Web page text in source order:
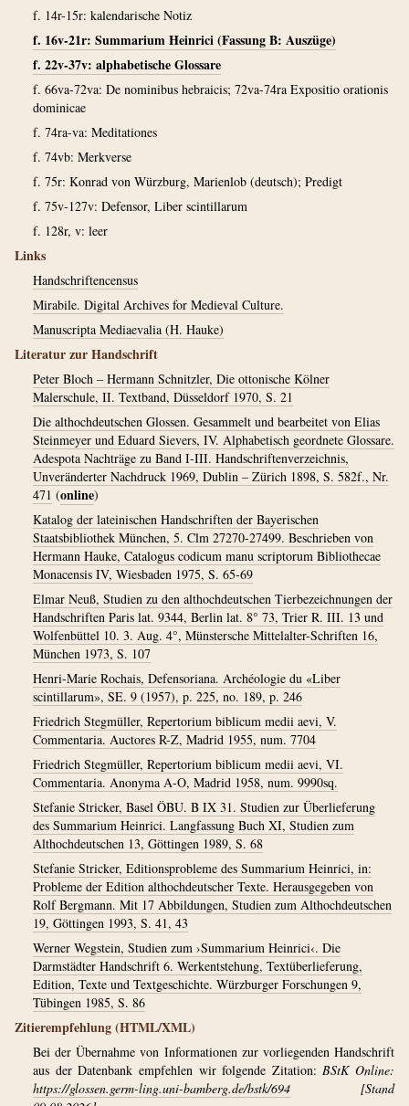
f. 14r-15r: kalendarische Notiz
f. 16v-21r: Summarium Heinrici (Fassung B: Auszüge)
f. 22v-37v: alphabetische Glossare
f. 66va-72va: De nominibus hebraicis; 72va-74ra Expositio orationis
dominicae
f. 74ra-va: Meditationes
f. 74vb: Merkverse
f. 75r: Konrad von Würzburg, Marienlob (deutsch); Predigt
f. 75v-127v: Defensor, Liber scintillarum
f. 128r, v: leer
Links
Handschriftencensus
Mirabile. Digital Archives for Medieval Culture.
Manuscripta Mediaevalia (H. Hauke)
Literatur zur Handschrift
Peter Bloch – Hermann Schnitzler, Die ottonische Kölner
Malerschule, II. Textband, Düsseldorf 1970, S. 21
Die althochdeutschen Glossen. Gesammelt und bearbeitet von Elias
Steinmeyer und Eduard Sievers, IV. Alphabetisch geordnete Glossare.
Adespota Nachträge zu Band I-III. Handschriftenverzeichnis,
Unveränderter Nachdruck 1969, Dublin – Zürich 1898, S. 582f., Nr.
471 (online)
Katalog der lateinischen Handschriften der Bayerischen
Staatsbibliothek München, 5. Clm 27270-27499. Beschrieben von
Hermann Hauke, Catalogus codicum manu scriptorum Bibliothecae
Monacensis IV, Wiesbaden 1975, S. 65-69
Elmar Neuß, Studien zu den althochdeutschen Tierbezeichnungen der
Handschriften Paris lat. 9344, Berlin lat. 8° 73, Trier R. III. 13 und
Wolfenbüttel 10. 3. Aug. 4°, Münstersche Mittelalter-Schriften 16,
München 1973, S. 107
Henri-Marie Rochais, Defensoriana. Archéologie du «Liber
scintillarum», SE. 9 (1957), p. 225, no. 189, p. 246
Friedrich Stegmüller, Repertorium biblicum medii aevi, V.
Commentaria. Auctores R-Z, Madrid 1955, num. 7704
Friedrich Stegmüller, Repertorium biblicum medii aevi, VI.
Commentaria. Anonyma A-O, Madrid 1958, num. 9990sq.
Stefanie Stricker, Basel ÖBU. B IX 31. Studien zur Überlieferung
des Summarium Heinrici. Langfassung Buch XI, Studien zum
Althochdeutschen 13, Göttingen 1989, S. 68
Stefanie Stricker, Editionsprobleme des Summarium Heinrici, in:
Probleme der Edition althochdeutscher Texte. Herausgegeben von
Rolf Bergmann. Mit 17 Abbildungen, Studien zum Althochdeutschen
19, Göttingen 1993, S. 41, 43
Werner Wegstein, Studien zum ›Summarium Heinrici‹. Die
Darmstädter Handschrift 6. Werkentstehung, Textüberlieferung,
Edition, Texte und Textgeschichte. Würzburger Forschungen 9,
Tübingen 1985, S. 86
Zitierempfehlung (HTML/XML)
Bei der Übernahme von Informationen zur vorliegenden Handschrift
aus der Datenbank empfehlen wir folgende Zitation:BStK Online:
https://glossen.germ-ling.uni-bamberg.de/bstk/694 [Stand